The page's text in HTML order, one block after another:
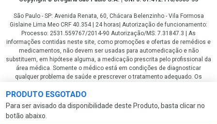
PRODUTO ESGOTADO
Para ser avisado da disponibilidade deste Produto, basta clicar no
botão abaixo.
São Paulo - SP: Avenida Renata, 60, Chácara Belenzinho - Vila Formosa
Gislaine Lima Meo CRF 40.354 | 24 horas| Autorização de funcionamento:
Processo: 2531.559767/2014-90 Autorização/MS: 7.31847.3 | As
informações contidas neste site, como promoções e ofertas de remédios e
medicamentos, não devem ser usadas para automedicação e não
substituem, em hipótese alguma, a medicação prescrita pelo profissional da
área médica. Somente o médico está em condições de diagnosticar
qualquer problema de saúde e prescrever o tratamento adequado. Os
fotos contidas em nosso site são meramente ilustrativas. *Preços e
disponibilidade sujeitos a alterações no decorrer do dia. Antibióticos e
antimicrobianos vendas apenas em lojas físicas ou televendas. Portaria nº
344 - 01/02/1999 - Ministério da Saúde. Horário de funcionamento Central